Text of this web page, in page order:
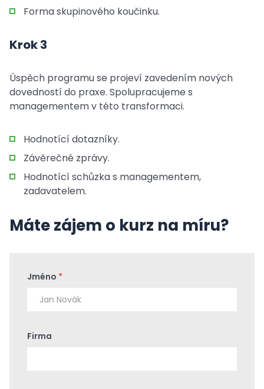
Forma skupinového koučinku.
Krok 3
Úspěch programu se projeví zavedením nových
dovedností do praxe. Spolupracujeme s
managementem v této transformaci.
Hodnotící dotazníky.
Závěrečné zprávy.
Hodnotící schůzka s managementem,
zadavatelem.
Máte zájem o kurz na míru?
Jméno *
Firma